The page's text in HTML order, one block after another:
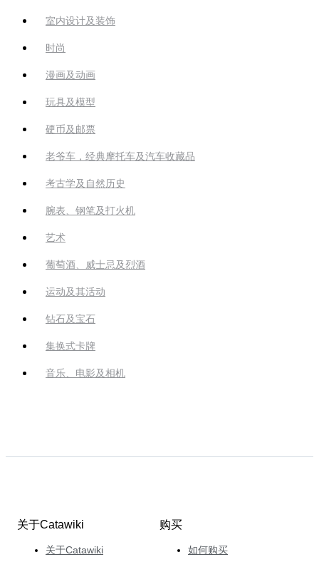
室内设计及装饰
时尚
漫画及动画
玩具及模型
硬币及邮票
老爷车，经典摩托车及汽车收藏品
考古学及自然历史
腕表、钢笔及打火机
艺术
葡萄酒、威士忌及烈酒
运动及其活动
钻石及宝石
集换式卡牌
音乐、电影及相机
关于Catawiki
关于Catawiki
购买
如何购买